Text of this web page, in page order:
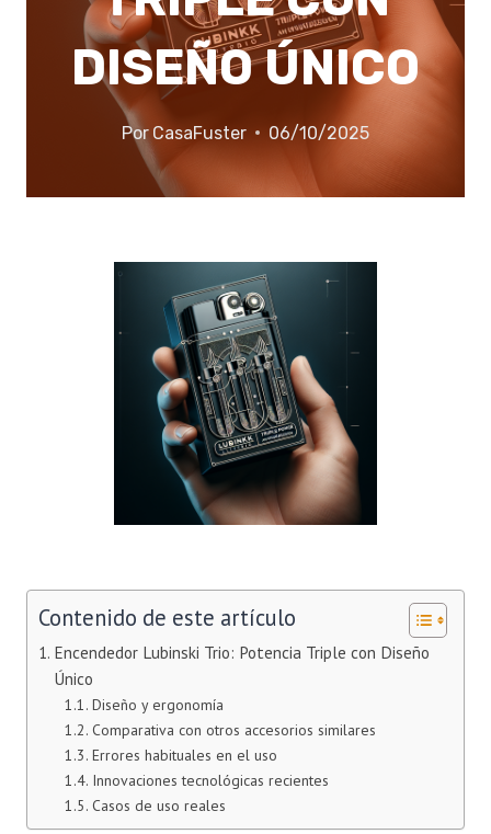
DISEÑO ÚNICO
Por CasaFuster 06/10/2025
Contenido de este artículo
Encendedor Lubinski Trio: Potencia Triple con Diseño
Único
Diseño y ergonomía
Comparativa con otros accesorios similares
Errores habituales en el uso
Innovaciones tecnológicas recientes
Casos de uso reales